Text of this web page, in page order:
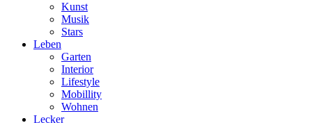
Kunst
Musik
Stars
Leben
Garten
Interior
Lifestyle
Mobillity
Wohnen
Lecker